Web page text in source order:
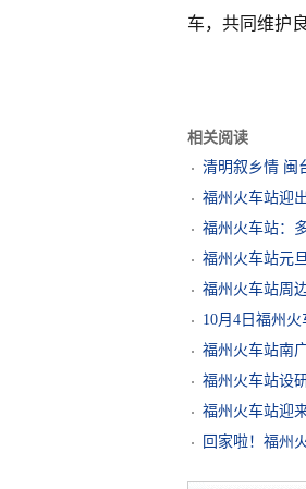
车，共同维护
相关阅读
清明叙乡情 闽
福州火车站迎
福州火车站：
福州火车站元
福州火车站周
10月4日福州
福州火车站南
福州火车站设
福州火车站迎
回家啦！福州